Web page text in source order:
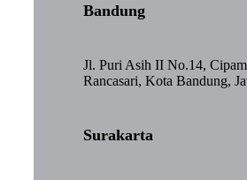
Bandung
Jl. Puri Asih II No.14,
Rancasari, Kota Bandung,
Surakarta